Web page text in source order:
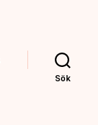
Sök